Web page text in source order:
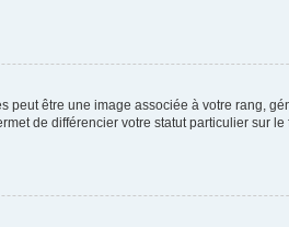
être une image associée à votre rang,
de différencier votre statut particulier sur le